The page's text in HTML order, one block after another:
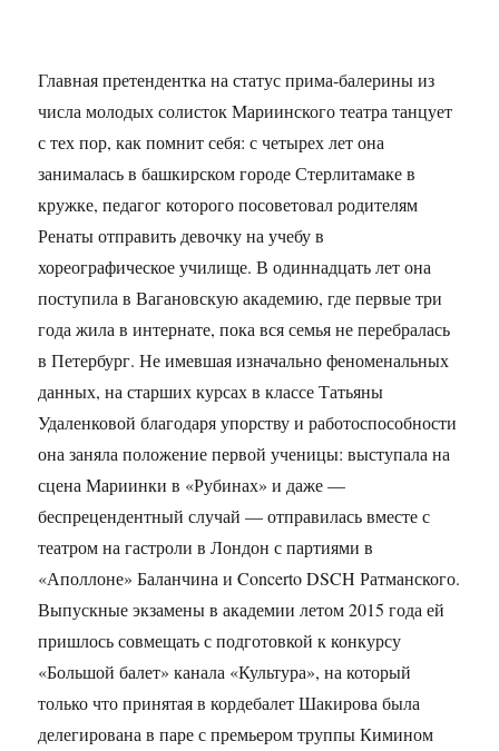
Главная претендентка на статус прима-балерины из
числа молодых солисток Мариинского театра танцует
с тех пор, как помнит себя: с четырех лет она
занималась в башкирском городе Стерлитамаке в
кружке, педагог которого посоветовал родителям
Ренаты отправить девочку на учебу в
хореографическое училище. В одиннадцать лет она
поступила в Вагановскую академию, где первые три
года жила в интернате, пока вся семья не перебралась
в Петербург. Не имевшая изначально феноменальных
данных, на старших курсах в классе Татьяны
Удаленковой благодаря упорству и работоспособности
она заняла положение первой ученицы: выступала на
сцена Мариинки в «Рубинах» и даже —
беспрецендентный случай — отправилась вместе с
театром на гастроли в Лондон с партиями в
«Аполлоне» Баланчина и Concerto DSCH Ратманского.
Выпускные экзамены в академии летом 2015 года ей
пришлось совмещать с подготовкой к конкурсу
«Большой балет» канала «Культура», на который
только что принятая в кордебалет Шакирова была
делегирована в паре с премьером труппы Кимином